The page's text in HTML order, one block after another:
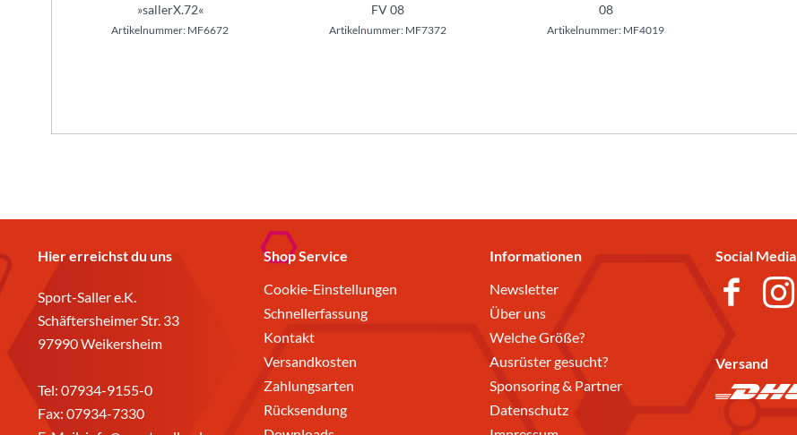
»sallerX.72«
Artikelnummer: MF6672
FV 08
Artikelnummer: MF7372
08
Artikelnummer: MF4019
Hier erreichst du uns
Sport-Saller e.K.
Schäftersheimer Str. 33
97990 Weikersheim
Tel: 07934-9155-0
Fax: 07934-7330
Shop Service
Cookie-Einstellungen
Schnellerfassung
Kontakt
Versandkosten
Zahlungsarten
Rücksendung
Informationen
Newsletter
Über uns
Welche Größe?
Ausrüster gesucht?
Sponsoring & Partner
Datenschutz
Social Media
Versand